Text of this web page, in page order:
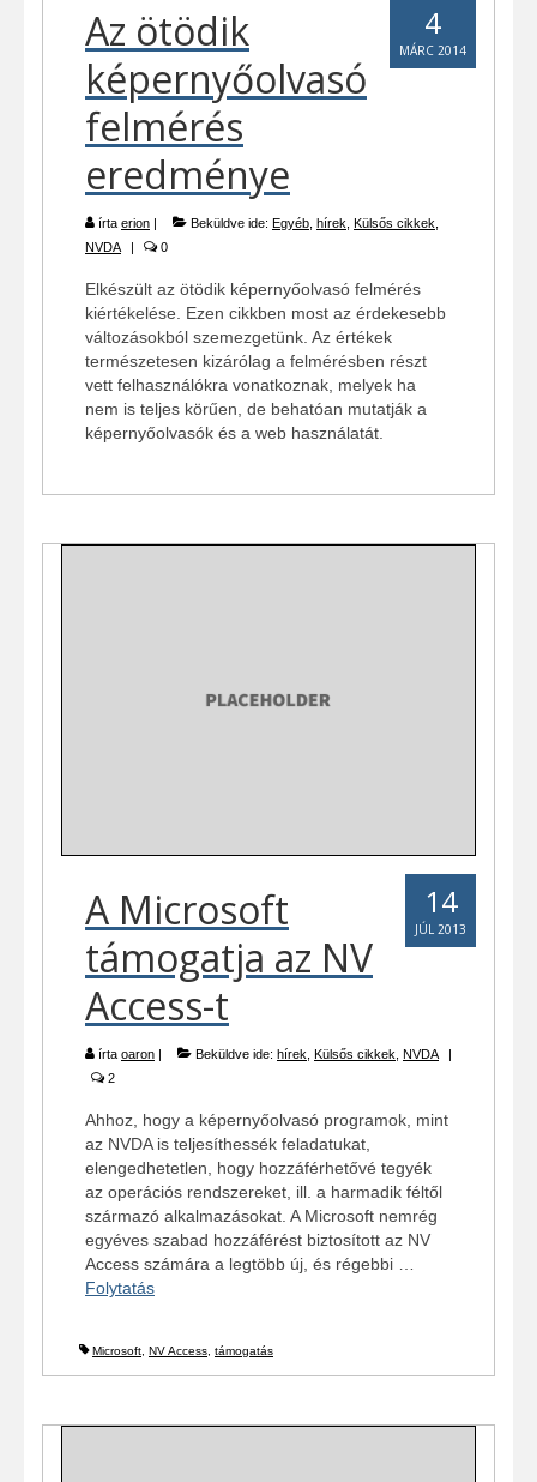
4
MÁRC 2014
Az ötödik
képernyőolvasó
felmérés
eredménye
írta erion Beküldve ide: Egyéb, hírek, Külsős cikkek,
NVDA
0
Elkészült az ötödik képernyőolvasó felmérés
kiértékelése. Ezen cikkben most az érdekesebb
változásokból szemezgetünk. Az értékek
természetesen kizárólag a felmérésben részt
vett felhasználókra vonatkoznak, melyek ha
nem is teljes körűen, de behatóan mutatják a
képernyőolvasók és a web használatát.
14
JÚL 2013
A Microsoft
támogatja az NV
Access-t
írta oaron Beküldve ide: hírek, Külsős cikkek, NVDA
2
Ahhoz, hogy a képernyőolvasó programok, mint
az NVDA is teljesíthessék feladatukat,
elengedhetetlen, hogy hozzáférhetővé tegyék
az operációs rendszereket, ill. a harmadik féltől
származó alkalmazásokat. A Microsoft nemrég
egyéves szabad hozzáférést biztosított az NV
Access számára a legtöbb új, és régebbi …
Folytatás
Microsoft, NV Access, támogatás